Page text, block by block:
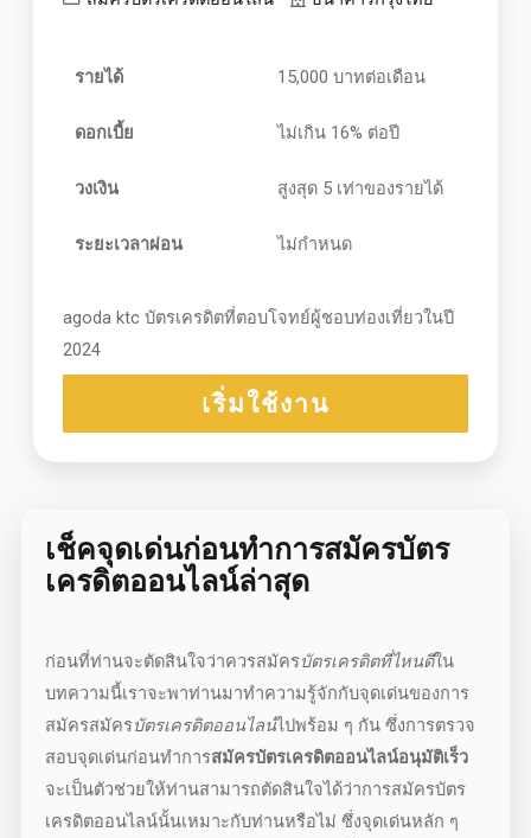
รายได้ 15,000 บาทต่อเดือน
ดอกเบี้ย ไม่เกิน 16% ต่อปี
วงเงิน สูงสุด 5 เท่าของรายได้
ระยะเวลาผ่อน ไม่กำหนด
agoda ktc บัตรเครดิตที่ตอบโจทย์ผู้ชอบท่องเที่ยวในปี
2024
เริ่มใช้งาน
เช็คจุดเด่นก่อนทำการสมัครบัตร
เครดิตออนไลน์ล่าสุด
ก่อนที่ท่านจะตัดสินใจว่าควรสมัครบัตรเครดิตที่ไหนดีใน
บทความนี้เราจะพาท่านมาทำความรู้จักกับจุดเด่นของการ
สมัครสมัครบัตรเครดิตออนไลน์ไปพร้อม ๆ กัน ซึ่งการตรวจ
สอบจุดเด่นก่อนทำการสมัครบัตรเครดิตออนไลน์อนุมัติเร็ว
จะเป็นตัวช่วยให้ท่านสามารถตัดสินใจได้ว่าการสมัครบัตร
เครดิตออนไลน์นั้นเหมาะกับท่านหรือไม่ ซึ่งจุดเด่นหลัก ๆ